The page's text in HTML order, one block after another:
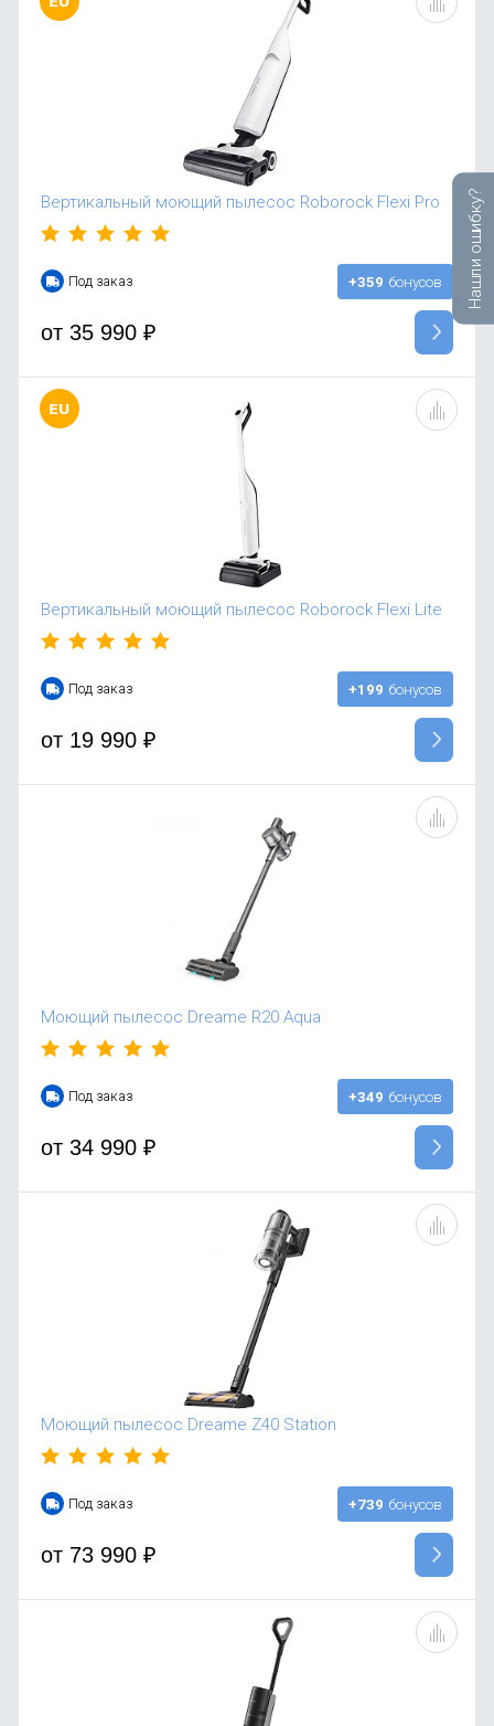
Вертикальный моющий пылесос Roborock Flexi Pro
Под заказ +359 бонусов
от35 990 ₽
Вертикальный моющий пылесос Roborock Flexi Lite
Под заказ +199 бонусов
от19 990 ₽
Моющий пылесос Dreame R20 Aqua
Под заказ +349 бонусов
от34 990 ₽
Моющий пылесос Dreame Z40 Station
Под заказ +739 бонусов
от73 990 ₽
Нашли ошибку?